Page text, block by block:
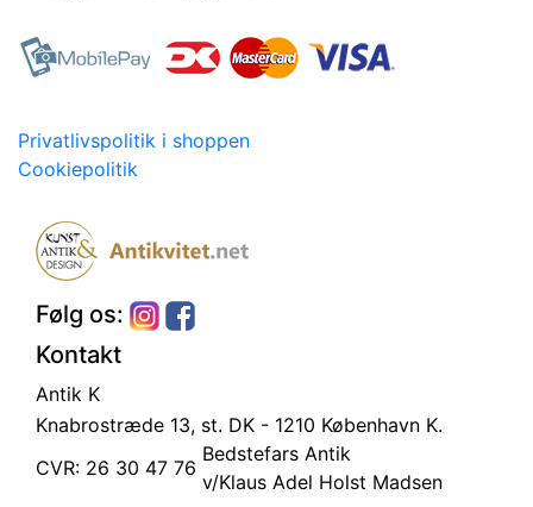
Privatlivspolitik i shoppen
Cookiepolitik
Følg os:
Kontakt
Antik K
Knabrostræde 13, st. DK - 1210 København K.
CVR: 26 30 47 76
Bedstefars Antik
v/Klaus Adel Holst Madsen